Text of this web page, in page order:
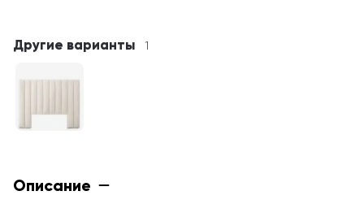
Другие варианты 1
Описание